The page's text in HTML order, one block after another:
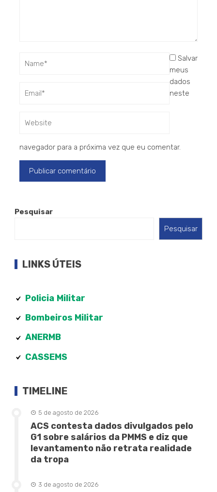
Salvar
meus
dados
neste
navegador para a próxima vez que eu comentar.
Pesquisar
Pesquisar
LINKS ÚTEIS
Policia Militar
Bombeiros Militar
ANERMB
CASSEMS
TIMELINE
5 de agosto de 2026
ACS contesta dados divulgados pelo
G1 sobre salários da PMMS e diz que
levantamento não retrata realidade
da tropa
3 de agosto de 2026